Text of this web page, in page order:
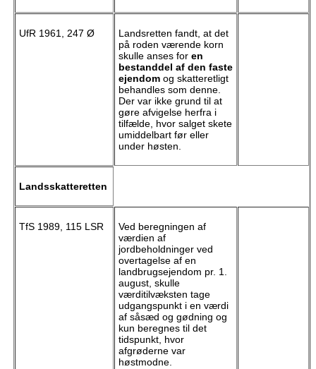
UfR 1961, 247 Ø
Landsretten fandt, at det
på roden værende korn
skulle anses for en
bestanddel af den faste
ejendomog skatteretligt
behandles som denne.
Der var ikke grund til at
gøre afvigelse herfra i
tilfælde, hvor salget skete
umiddelbart før eller
under høsten.
Landsskatteretten
TfS 1989, 115 LSR
Ved beregningen af
værdien af
jordbeholdninger ved
overtagelse af en
landbrugsejendom pr. 1.
august, skulle
værditilvæksten tage
udgangspunkt i en værdi
af såsæd og gødning og
kun beregnes til det
tidspunkt, hvor
afgrøderne var
høstmodne.